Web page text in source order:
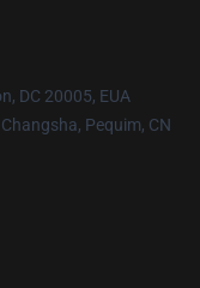
DC 20005, EUA
Pequim, CN